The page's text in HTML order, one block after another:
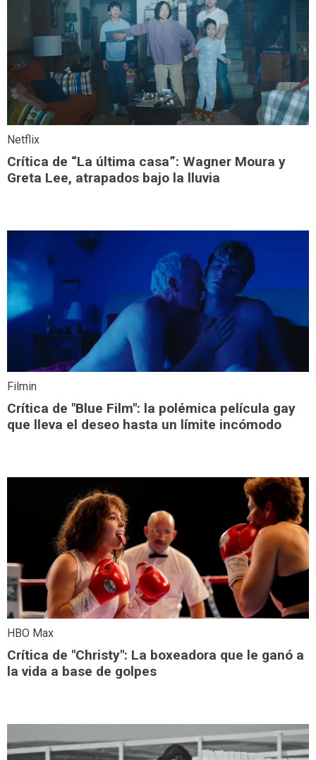
Netflix
Crítica de “La última casa”: Wagner Moura y
Greta Lee, atrapados bajo la lluvia
Filmin
Crítica de "Blue Film": la polémica película gay
que lleva el deseo hasta un límite incómodo
HBO Max
Crítica de "Christy": La boxeadora que le ganó a
la vida a base de golpes